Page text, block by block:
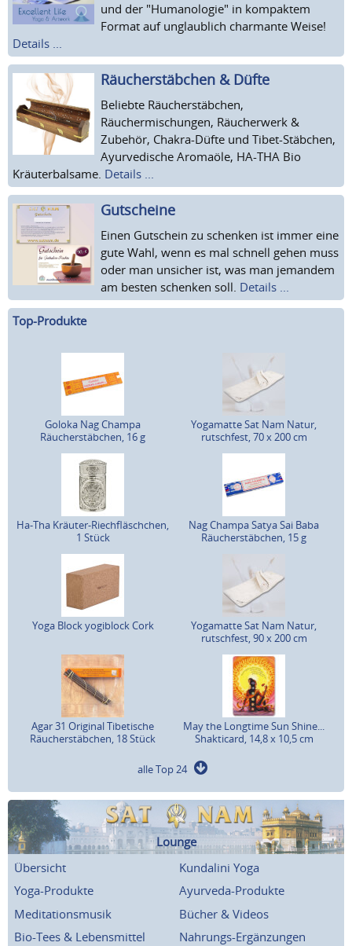
und der "Humanologie" in kompaktem
Format auf unglaublich charmante Weise!
Details ...
Räucherstäbchen & Düfte
Beliebte Räucherstäbchen,
Räuchermischungen, Räucherwerk &
Zubehör, Chakra-Düfte und Tibet-Stäbchen,
Ayurvedische Aromaöle, HA-THA Bio
Kräuterbalsame. Details ...
Gutscheine
Einen Gutschein zu schenken ist immer eine
gute Wahl, wenn es mal schnell gehen muss
oder man unsicher ist, was man jemandem
am besten schenken soll. Details ...
Top-Produkte
Goloka Nag Champa
Räucherstäbchen, 16 g
Yogamatte Sat Nam Natur,
rutschfest, 70 x 200 cm
Ha-Tha Kräuter-Riechfläschchen,
1 Stück
Nag Champa Satya Sai Baba
Räucherstäbchen, 15 g
Yoga Block yogiblock Cork
Yogamatte Sat Nam Natur,
rutschfest, 90 x 200 cm
Agar 31 Original Tibetische
Räucherstäbchen, 18 Stück
May the Longtime Sun Shine...
Shakticard, 14,8 x 10,5 cm
alle Top 24
Lounge
Übersicht
Kundalini Yoga
Yoga-Produkte
Ayurveda-Produkte
Meditationsmusik
Bücher & Videos
Bio-Tees & Lebensmittel
Nahrungs-Ergänzungen